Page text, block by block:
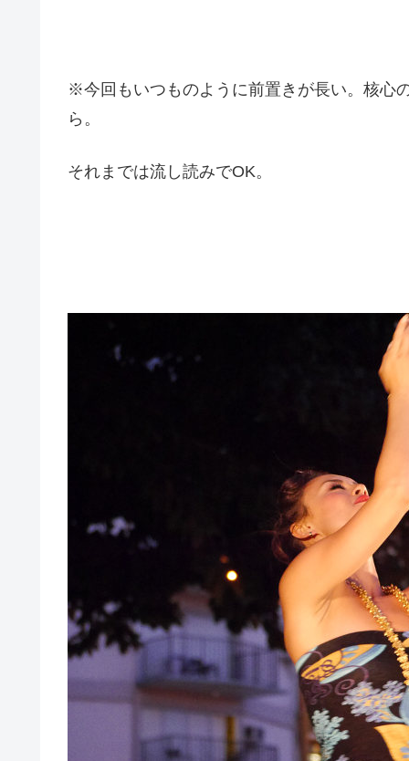
※今回もいつものように前置きが長い。核心
ら。
それまでは流し読みでOK。